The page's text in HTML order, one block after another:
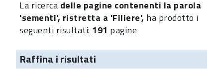
La ricerca delle pagine contenenti la parola
'sementi', ristretta a 'Filiere', ha prodotto i
seguenti risultati: 191 pagine
Raffina i risultati